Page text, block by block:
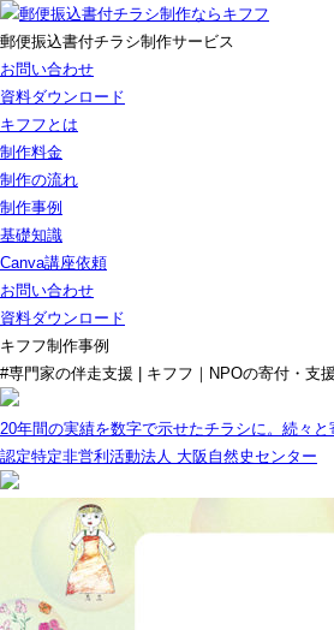
郵便振込書付チラシ制作サービス
お問い合わせ
資料ダウンロード
キフフとは
制作料金
制作の流れ
制作事例
基礎知識
Canva講座依頼
お問い合わせ
資料ダウンロード
キフフ制作事例
#専門家の伴走支援 | キフフ｜NPOの寄付・支
20年間の実績を数字で示せたチラシに。続々と
認定特定非営利活動法人 大阪自然史センター